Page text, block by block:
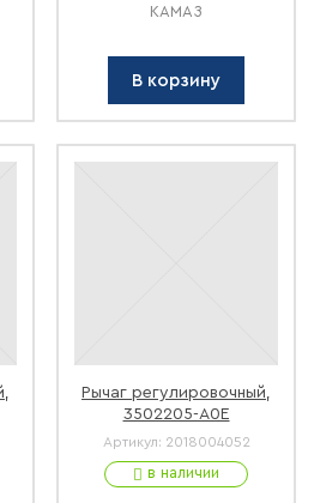
КАМАЗ
В корзину
Рычаг регулировочный,
3502205-A0E
Артикул: 2018004052
в наличии